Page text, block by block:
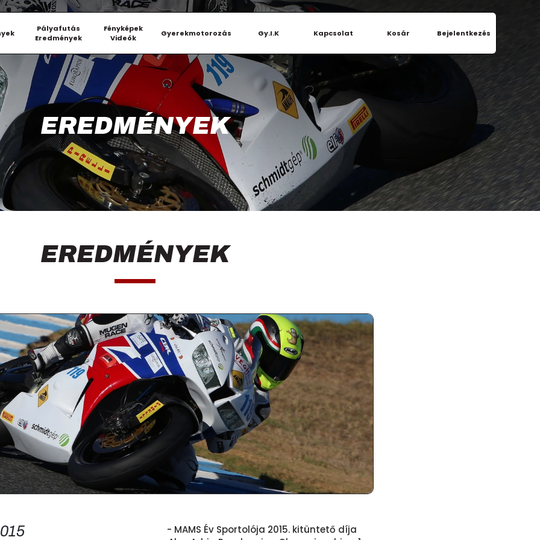
Pályafutás
Eredmények
Fényképek
Videók
Gyerekmotorozás Gy.I.K Kapcsolat Kosár Bejelentkezés
EREDMÉNYEK
EREDMÉNYEK
- MAMS Év Sportolója 2015. kitüntető díja